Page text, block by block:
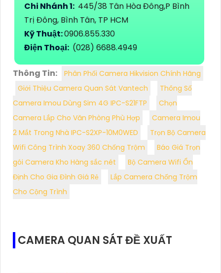
Chi Nhánh 1: 445/38 Tân Hòa Đông,P Bình
Trị Đông, Bình Tân, TP HCM
Kỹ Thuật:0906.855.330
Điện Thoại: (028) 6688.4949
Thông Tin:
Phân Phối Camera Hikvision Chính Hãng
Giới Thiệu Camera Quan Sát Vantech
Thông Số
Camera Imou Dùng Sim 4G IPC-S21FTP
Chọn
Camera Lắp Cho Văn Phòng Phù Hợp
Camera Imou
2 Mắt Trong Nhà IPC-S2XP-10M0WED
Trọn Bộ Camera
Wifi Công Trình Xoay 360 Chống Trộm
Báo Giá Trọn
gói Camera Kho Hàng sắc nét
Bộ Camera Wifi Ổn
Định Cho Gia Đình Giá Rẻ
Lắp Camera Chống Trộm
Cho Cộng Trình
CAMERA QUAN SÁT ĐỀ XUẤT